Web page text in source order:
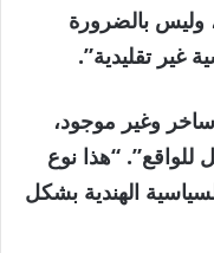
وليس بالضرورة
غير تقليدية”.
وغير موجود،
للواقع”. “هذا نوع
الهندية بشكل